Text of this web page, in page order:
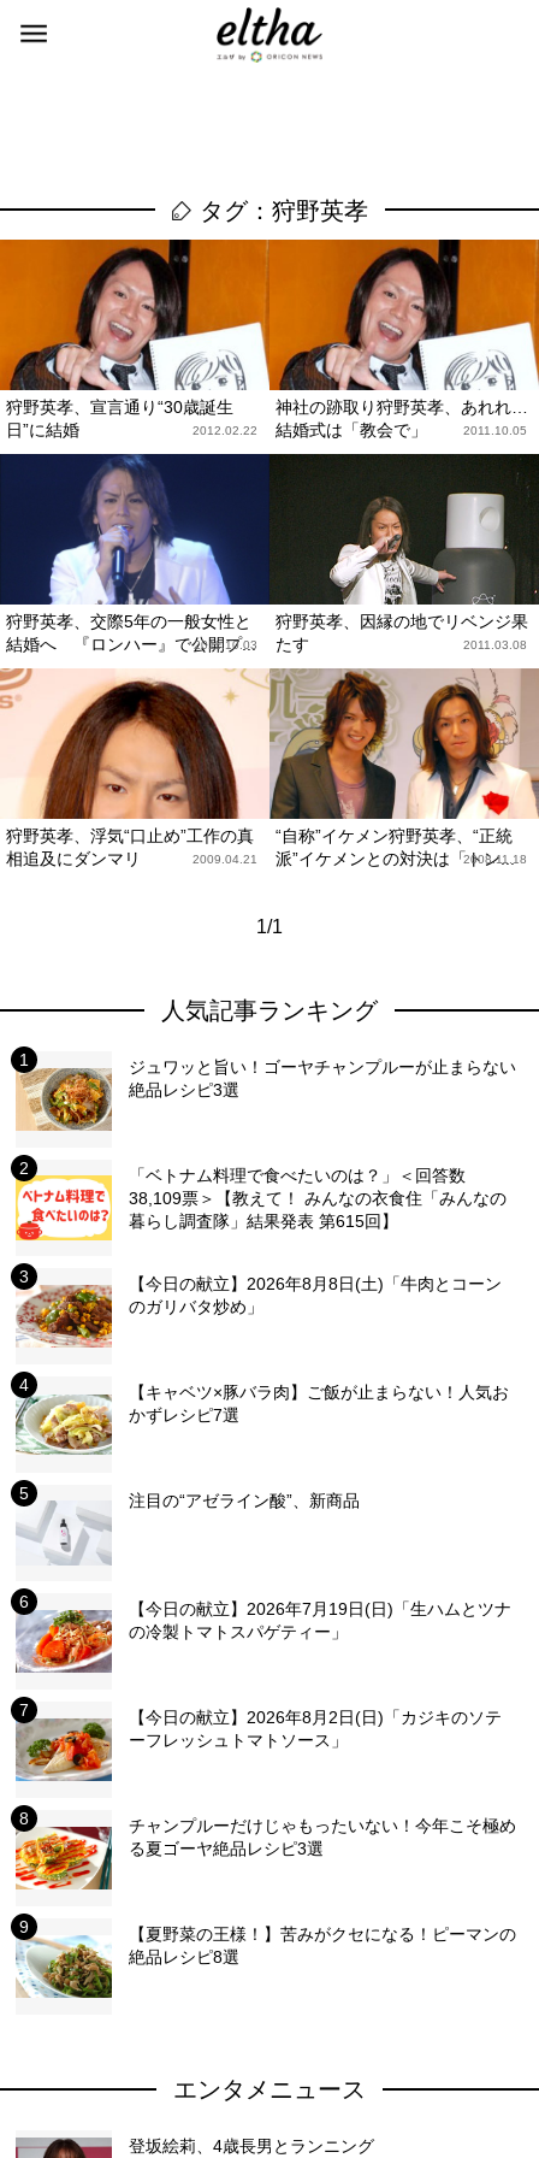
タグ：狩野英孝
狩野英孝、宣言通り“30歳誕生
日”に結婚
2012.02.22
神社の跡取り狩野英孝、あれれ…
結婚式は「教会で」
2011.10.05
狩野英孝、交際5年の一般女性と
結婚へ 『ロンハー』で公開プ...
2011.10.03
狩野英孝、因縁の地でリベンジ果
たす
2011.03.08
狩野英孝、浮気“口止め”工作の真
相追及にダンマリ
2009.04.21
“自称”イケメン狩野英孝、“正統
派”イケメンとの対決は「トン...
2008.11.18
1/1
人気記事ランキング
ジュワッと旨い！ゴーヤチャンプルーが止まらない
絶品レシピ3選
「ベトナム料理で食べたいのは？」＜回答数
38,109票＞【教えて！ みんなの衣食住「みんなの
暮らし調査隊」結果発表 第615回】
【今日の献立】2026年8月8日(土)「牛肉とコーン
のガリバタ炒め」
【キャベツ×豚バラ肉】ご飯が止まらない！人気お
かずレシピ7選
注目の“アゼライン酸”、新商品
【今日の献立】2026年7月19日(日)「生ハムとツナ
の冷製トマトスパゲティー」
【今日の献立】2026年8月2日(日)「カジキのソテ
ーフレッシュトマトソース」
チャンプルーだけじゃもったいない！今年こそ極め
る夏ゴーヤ絶品レシピ3選
【夏野菜の王様！】苦みがクセになる！ピーマンの
絶品レシピ8選
エンタメニュース
登坂絵莉、4歳長男とランニング